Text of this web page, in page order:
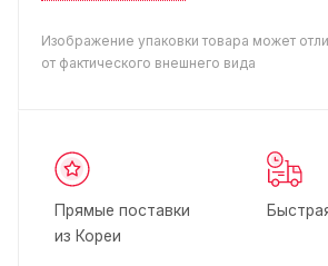
Изображение упаковки товара может
от фактического внешнего вида
Прямые поставки
из Кореи